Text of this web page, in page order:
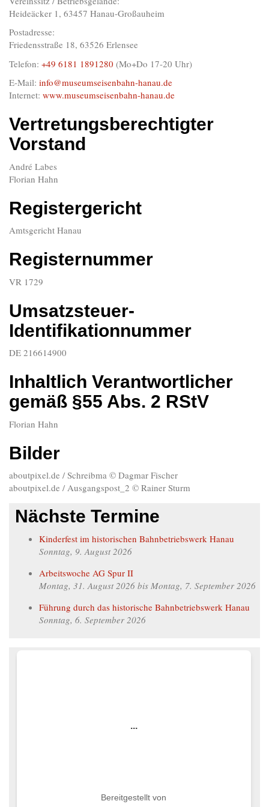
Heideäcker 1, 63457 Hanau-Großauheim
Postadresse:
Friedensstraße 18, 63526 Erlensee
Telefon: +49 6181 1891280 (Mo+Do 17-20 Uhr)
E-Mail: info@museumseisenbahn-hanau.de
Internet: www.museumseisenbahn-hanau.de
Vertretungsberechtigter
Vorstand
André Labes
Florian Hahn
Registergericht
Amtsgericht Hanau
Registernummer
VR 1729
Umsatzsteuer-
Identifikationnummer
DE 216614900
Inhaltlich Verantwortlicher
gemäß §55 Abs. 2 RStV
Florian Hahn
Bilder
aboutpixel.de / Schreibma © Dagmar Fischer
aboutpixel.de / Ausgangspost_2 © Rainer Sturm
Nächste Termine
Kinderfest im historischen Bahnbetriebswerk Hanau
Sonntag, 9. August 2026
Arbeitswoche AG Spur II
Montag, 31. August 2026 bis Montag, 7. September 2026
Führung durch das historische Bahnbetriebswerk Hanau
Sonntag, 6. September 2026